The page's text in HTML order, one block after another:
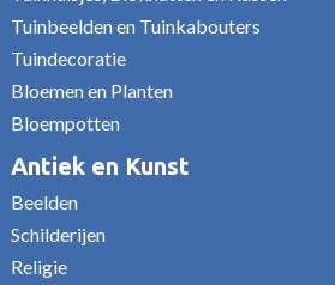
Tuinbeelden en Tuinkabouters
Tuindecoratie
Bloemen en Planten
Bloempotten
Antiek en Kunst
Beelden
Schilderijen
Religie